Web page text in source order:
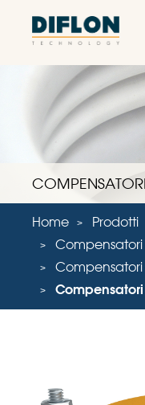
Home
Prodotti
Compensatori
Compensatori
Compensatori